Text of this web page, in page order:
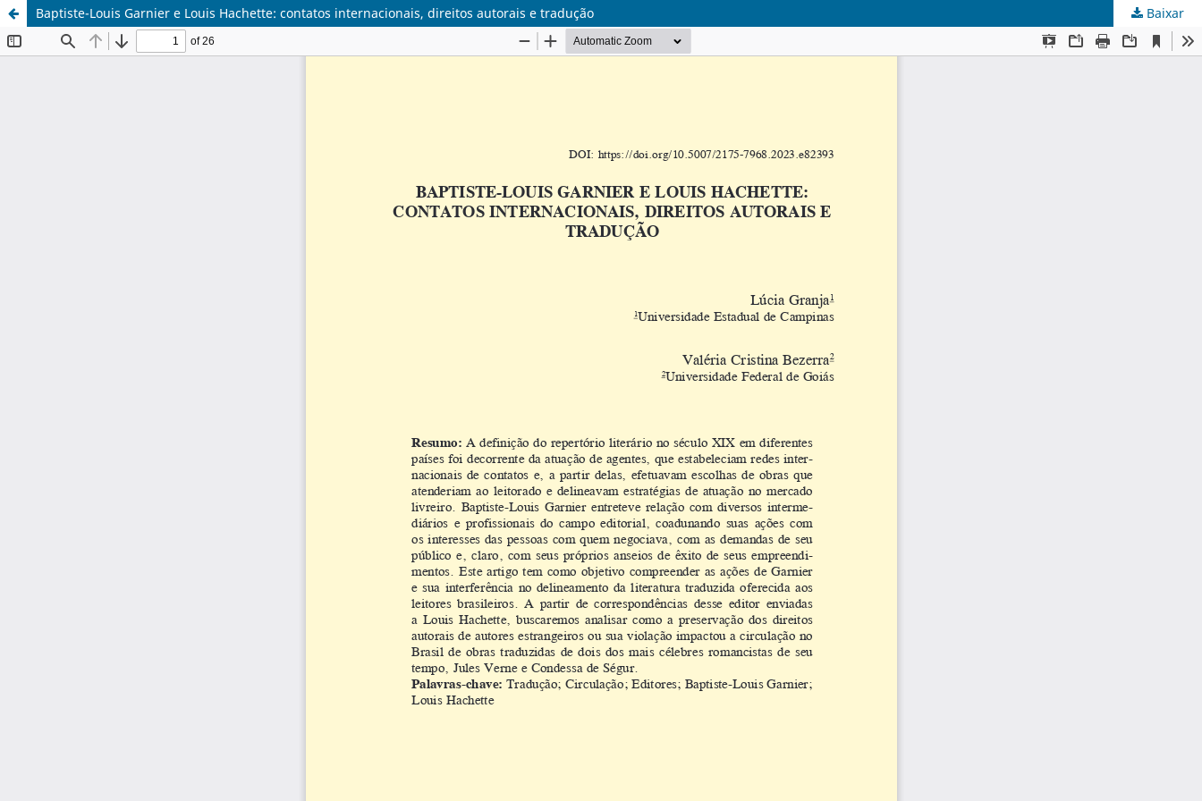
Baptiste-Louis Garnier e Louis Hachette: contatos internacionais, direitos autorais e tradução Baixar